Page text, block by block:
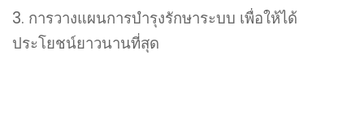
3. การวางแผนการบำรุงรักษาระบบ เพื่อให้ได้
ประโยชน์ยาวนานที่สุด